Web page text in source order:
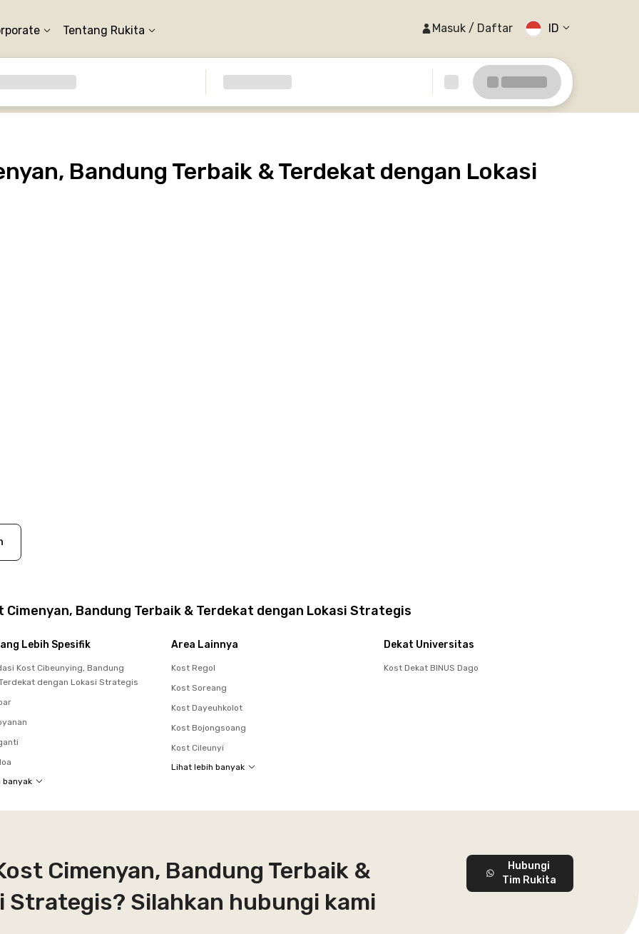
Tentang Rukita Masuk / Daftar ID
Bandung Terbaik & Terdekat dengan Lokasi
Bandung Terbaik & Terdekat dengan Lokasi Strategis
Lebih Spesifik
Kost Cibeunying, Bandung
dengan Lokasi Strategis
banyak
Area Lainnya
Kost Regol
Kost Soreang
Kost Dayeuhkolot
Kost Bojongsoang
Kost Cileunyi
Lihat lebih banyak
Dekat Universitas
Kost Dekat BINUS Dago
Cimenyan, Bandung Terbaik &
Strategis? Silahkan hubungi kami
Hubungi
Tim Rukita